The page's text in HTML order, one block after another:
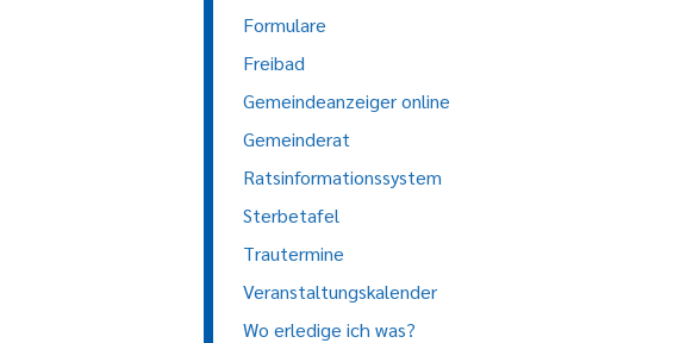
Formulare
Freibad
Gemeindeanzeiger online
Gemeinderat
Ratsinformationssystem
Sterbetafel
Trautermine
Veranstaltungskalender
Wo erledige ich was?